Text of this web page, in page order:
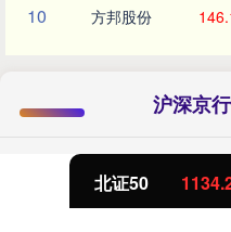
10 方邦股份
沪深京
北证50